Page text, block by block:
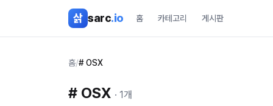
삵 sarc.io 홈 카테고리 게시판
홈/# OSX
# OSX · 1개